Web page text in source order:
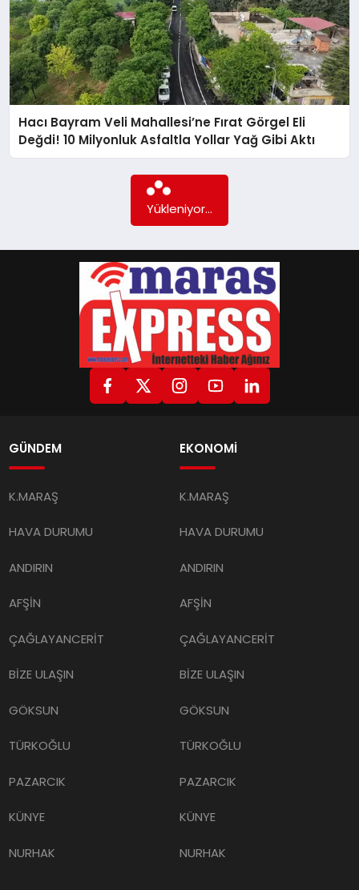
GÖKSUN
TÜRKOĞLU
PAZARCIK
HABERLERI
Hacı Bayram Veli Mahallesi’ne Fırat Görgel Eli
Değdi! 10 Milyonluk Asfaltla Yollar Yağ Gibi Aktı
Yükleniyor...
GÜNDEM
K.MARAŞ
HAVA DURUMU
ANDIRIN
AFŞİN
ÇAĞLAYANCERİT
BİZE ULAŞIN
GÖKSUN
TÜRKOĞLU
PAZARCIK
KÜNYE
NURHAK
EKONOMİ
K.MARAŞ
HAVA DURUMU
ANDIRIN
AFŞİN
ÇAĞLAYANCERİT
BİZE ULAŞIN
GÖKSUN
TÜRKOĞLU
PAZARCIK
KÜNYE
NURHAK